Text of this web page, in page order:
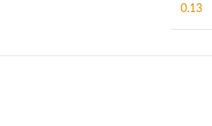
0.13